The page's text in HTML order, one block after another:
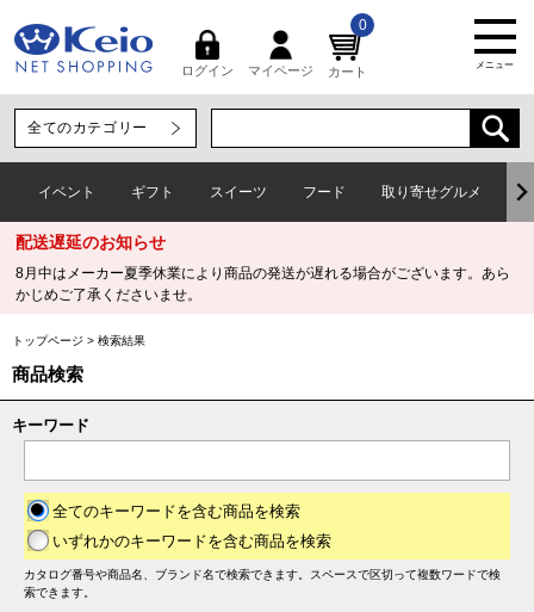
ログイン マイページ カート
0
メニュー
イベント ギフト スイーツ フード 取り寄せグルメ
配送遅延のお知らせ
8月中はメーカー夏季休業により商品の発送が遅れる場合がございます。あら
かじめご了承くださいませ。
トップページ > 検索結果
商品検索
キーワード
全てのキーワードを含む商品を検索
いずれかのキーワードを含む商品を検索
カタログ番号や商品名、ブランド名で検索できます。スペースで区切って複数ワードで検
索できます。